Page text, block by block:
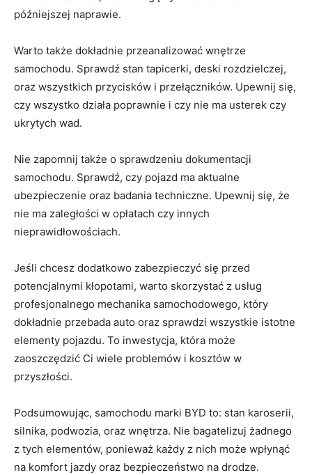
późniejszej naprawie.
Warto także dokładnie przeanalizować⁢ wnętrze
samochodu.‌ Sprawdź stan‍ tapicerki, deski rozdzielczej,
oraz ‌wszystkich ‍przycisków i przełączników. Upewnij się,
czy wszystko działa poprawnie i czy nie ma usterek czy
ukrytych wad.
Nie⁢ zapomnij także‍ o sprawdzeniu dokumentacji
samochodu.⁢ Sprawdź, czy pojazd ma aktualne
ubezpieczenie oraz badania techniczne. ⁢Upewnij się, że
nie ma zaległości w opłatach czy innych
nieprawidłowościach.
Jeśli chcesz dodatkowo zabezpieczyć się przed
potencjalnymi kłopotami, warto skorzystać z usług
profesjonalnego ‍mechanika samochodowego, który
dokładnie przebada ⁣auto oraz sprawdzi wszystkie istotne
elementy pojazdu. To inwestycja, która może
zaoszczędzić ⁣Ci wiele problemów i kosztów ⁣w
przyszłości.
Podsumowując, samochodu marki BYD to: stan karoserii,
‌silnika, podwozia, oraz wnętrza. Nie bagatelizuj żadnego
z tych elementów, ponieważ każdy z nich może wpłynąć
na komfort jazdy oraz bezpieczeństwo na drodze.